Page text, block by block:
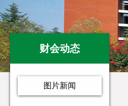
财会动态
图片新闻